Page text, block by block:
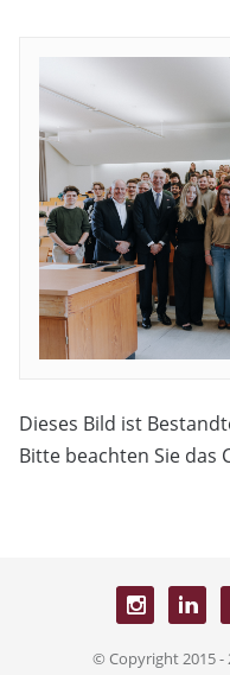
Dieses Bild ist
Bitte beachten Sie das
© Copyright 2015 -